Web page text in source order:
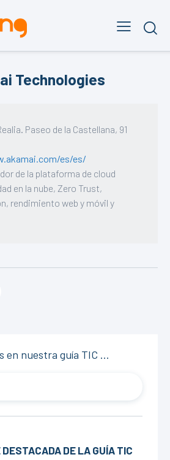
Technologies
Paseo de la Castellana, 91
es/es/
de la plataforma de cloud
en la nube, Zero Trust,
rendimiento web y móvil y
en nuestra guía TIC …
DE LA GUÍA TIC